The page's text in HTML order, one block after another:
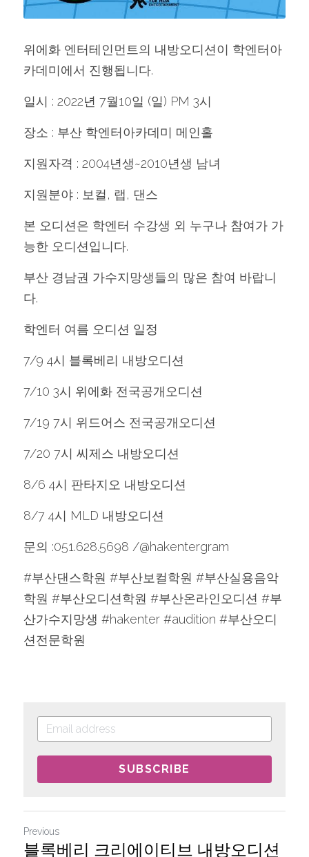
위에화 엔터테인먼트의 내방오디션이 학엔터아
카데미에서 진행됩니다.
일시 : 2022년 7월10일 (일) PM 3시
장소 : 부산 학엔터아카데미 메인홀
지원자격 : 2004년생~2010년생 남녀
지원분야 : 보컬, 랩, 댄스
본 오디션은 학엔터 수강생 외 누구나 참여가 가
능한 오디션입니다.
부산 경남권 가수지망생들의 많은 참여 바랍니
다.
학엔터 여름 오디션 일정
7/9 4시 블록베리 내방오디션
7/10 3시 위에화 전국공개오디션
7/19 7시 위드어스 전국공개오디션
7/20 7시 씨제스 내방오디션
8/6 4시 판타지오 내방오디션
8/7 4시 MLD 내방오디션
문의 :051.628.5698 /@hakentergram
#부산댄스학원 #부산보컬학원 #부산실용음악
학원 #부산오디션학원 #부산온라인오디션 #부
산가수지망생 #hakenter #audition #부산오디
션전문학원
SUBSCRIBE
Previous
블록베리 크리에이티브 내방오디션